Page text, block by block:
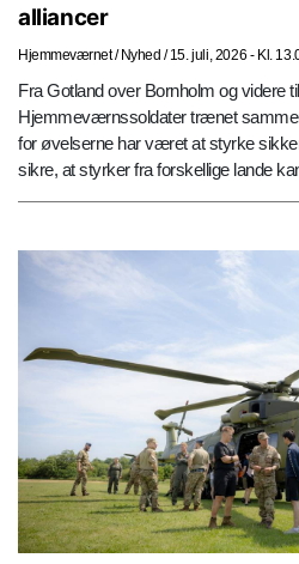
alliancer
Hjemmeværnet / Nyhed / 15. juli, 2026 - Kl.
Fra Gotland over Bornholm og videre
Hjemmeværnssoldater trænet
for øvelserne har været at styrke
sikre, at styrker fra forskellige lande